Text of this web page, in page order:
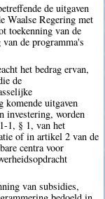
de uitgaven
Waalse Regering met
toekenning van de
de programma's
het bedrag ervan,
de
komende uitgaven
investering, worden
1, § 1, van het
of in artikel 2 van de
centra voor
van subsidies,